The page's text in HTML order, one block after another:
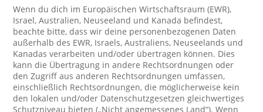
Wenn du dich im Europäischen Wirtschaftsraum (EWR),
Israel, Australien, Neuseeland und Kanada befindest,
beachte bitte, dass wir deine personenbezogenen Daten
außerhalb des EWR, Israels, Australiens, Neuseelands und
Kanadas verarbeiten und/oder übertragen können. Dies
kann die Übertragung in andere Rechtsordnungen oder
den Zugriff aus anderen Rechtsordnungen umfassen,
einschließlich Rechtsordnungen, die möglicherweise kein
den lokalen und/oder Datenschutzgesetzen gleichwertiges
Schutzniveau bieten („Nicht angemessenes Land“). Wenn